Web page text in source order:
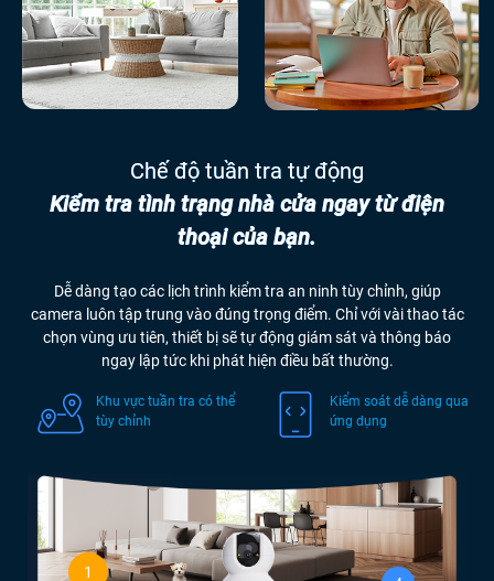
Chế độ tuần tra tự động
Kiểm tra tình trạng nhà cửa ngay từ điện
thoại của bạn.
Dễ dàng tạo các lịch trình kiểm tra an ninh tùy chỉnh, giúp
camera luôn tập trung vào đúng trọng điểm. Chỉ với vài thao tác
chọn vùng ưu tiên, thiết bị sẽ tự động giám sát và thông báo
ngay lập tức khi phát hiện điều bất thường.
Khu vực tuần tra có thể
tùy chỉnh
Kiểm soát dễ dàng qua
ứng dụng
1